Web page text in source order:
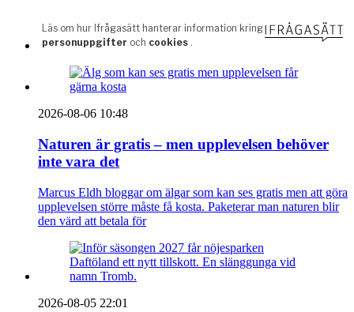
2026-08-06 10:48
Naturen är gratis – men upplevelsen behöver
inte vara det
Marcus Eldh bloggar om älgar som kan ses gratis men att göra
upplevelsen större måste få kosta. Paketerar man naturen blir
den värd att betala för
2026-08-05 22:01